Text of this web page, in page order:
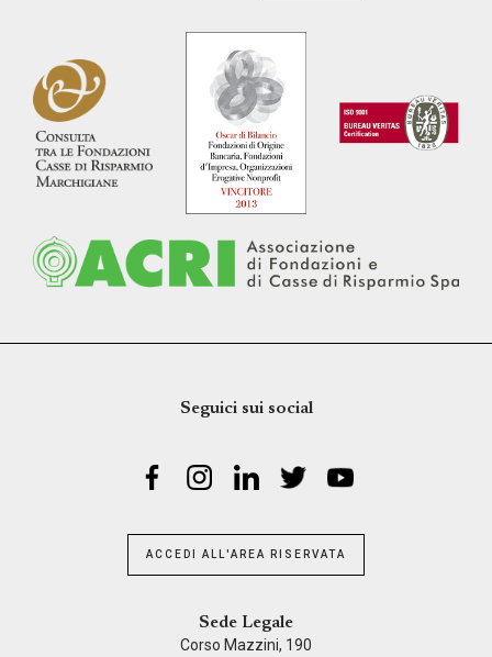
Seguici sui social
ACCEDI ALL'AREA RISERVATA
Sede Legale
Corso Mazzini, 190